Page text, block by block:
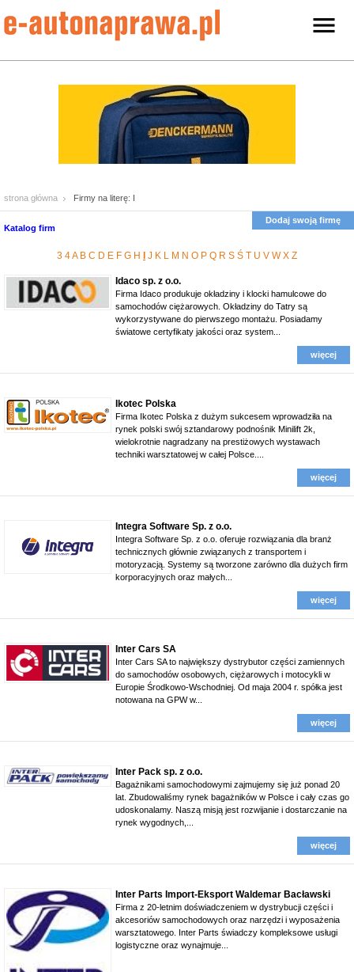
strona główna Firmy na literę: I
Dodaj swoją firmę
Katalog firm
3 4A B C D E F G H J K L M N O P Q R S Ś T U V W X Z
Idaco sp. z o.o.
Firma Idaco produkuje okładziny i klocki hamulcowe do
samochodów ciężarowych. Okładziny do Tatry są
wykorzystywane do pierwszego montażu. Posiadamy
światowe certyfikaty jakości oraz system...
więcej
Ikotec Polska
Firma Ikotec Polska z dużym sukcesem wprowadziła na
rynek polski swój sztandarowy podnośnik Minilift 2k,
wielokrotnie nagradzany na prestiżowych wystawach
techniki warsztatowej w całej Polsce....
więcej
Integra Software Sp. z o.o.
Integra Software Sp. z o.o. oferuje rozwiązania dla branż
technicznych głównie związanych z transportem i
motoryzacją. Systemy są tworzone zarówno dla dużych firm
korporacyjnych oraz małych...
więcej
Inter Cars SA
Inter Cars SA to największy dystrybutor części zamiennych
do samochodów osobowych, ciężarowych i motocykli w
Europie Środkowo-Wschodniej. Od maja 2004 r. spółka jest
notowana na GPW w...
więcej
Inter Pack sp. z o.o.
Bagażnikami samochodowymi zajmujemy się już ponad 20
lat. Zbudowaliśmy rynek bagażników w Polsce i cały czas go
udoskonalamy. Naszą misją jest rozwijanie i dostarczanie na
rynek wygodnych,...
więcej
Inter Parts Import-Eksport Waldemar Bacławski
Firma z 20-letnim doświadczeniem w dystrybucji części i
akcesoriów samochodowych oraz narzędzi i wyposażenia
warsztatowego. Inter Parts świadczy kompleksowe usługi
logistyczne oraz wynajmuje...